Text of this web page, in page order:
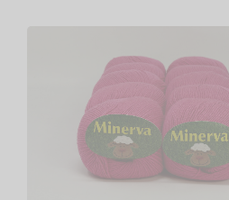
MINERVA TINTA UNITA –
CONFEZIONE DA 500GR.
15,00
Scegli